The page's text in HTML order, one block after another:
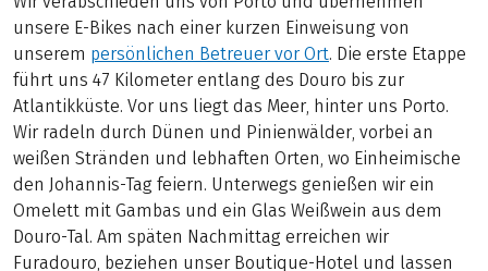
unsere E-Bikes nach einer kurzen Einweisung von
unserem persönlichen Betreuer vor Ort. Die erste Etappe
führt uns 47 Kilometer entlang des Douro bis zur
Atlantikküste. Vor uns liegt das Meer, hinter uns Porto.
Wir radeln durch Dünen und Pinienwälder, vorbei an
weißen Stränden und lebhaften Orten, wo Einheimische
den Johannis-Tag feiern. Unterwegs genießen wir ein
Omelett mit Gambas und ein Glas Weißwein aus dem
Douro-Tal. Am späten Nachmittag erreichen wir
Furadouro, beziehen unser Boutique-Hotel und lassen